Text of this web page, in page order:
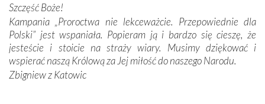
spotykaliśmy się z serdeczną otwartością
Portugalczyków. Podziwialiśmy ich ludową sztukę i
zwyczaje. Mimo że nasze kraje są od siebie bardzo
oddalone, w żaden sposób nie czuliśmy się obco.
Sprawiła to oczywiście sama Matka Boża, ale też
kulturowa bliskość biorąca swój początek w naszej
Szczęść Boże!
Kampania „Proroctwa nie lekceważcie. Przepowiednie dla
Polski” jest wspaniała. Popieram ją i bardzo się cieszę, że
jesteście i stoicie na straży wiary. Musimy dziękować i
wspierać naszą Królową za Jej miłość do naszego Narodu.
Zbigniew z Katowic